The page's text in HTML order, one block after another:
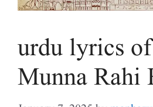
urdu lyrics
Munna Rahi